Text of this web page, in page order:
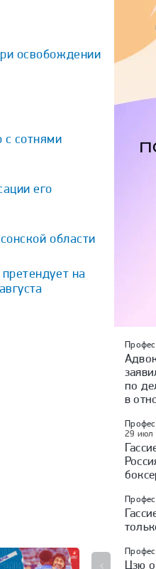
освобождении
с сотнями
его
области
на
по
в
29 июл
Цзю